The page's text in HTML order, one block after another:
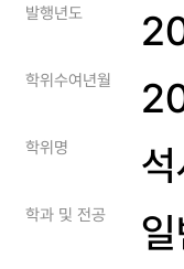
발행년도
학위수여년월
학위명
학과 및 전공